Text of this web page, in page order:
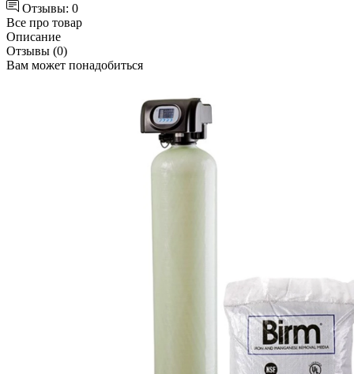
Отзывы: 0
Все про товар
Описание
Отзывы (0)
Вам может понадобиться